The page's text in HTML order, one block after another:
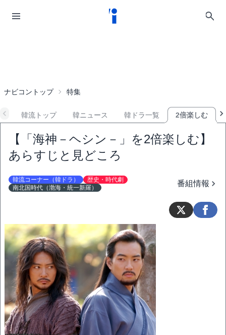
ナビコントップ 特集
韓流トップ 韓ニュース 韓ドラ一覧 2倍楽しむ
【「海神－ヘシン－」を2倍楽しむ】
あらすじと見どころ
韓流コーナー（韓ドラ）
歴史・時代劇
南北国時代（渤海・統一新羅）
番組情報